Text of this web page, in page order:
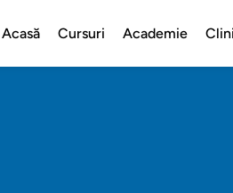
Acasă Cursuri Academie